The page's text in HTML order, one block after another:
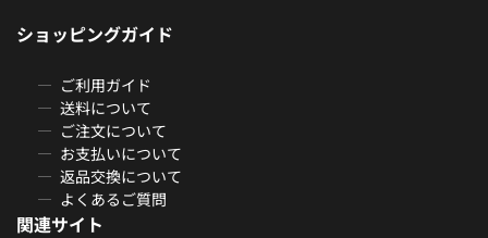
ショッピングガイド
ご利用ガイド
送料について
ご注文について
お支払いについて
返品交換について
よくあるご質問
関連サイト